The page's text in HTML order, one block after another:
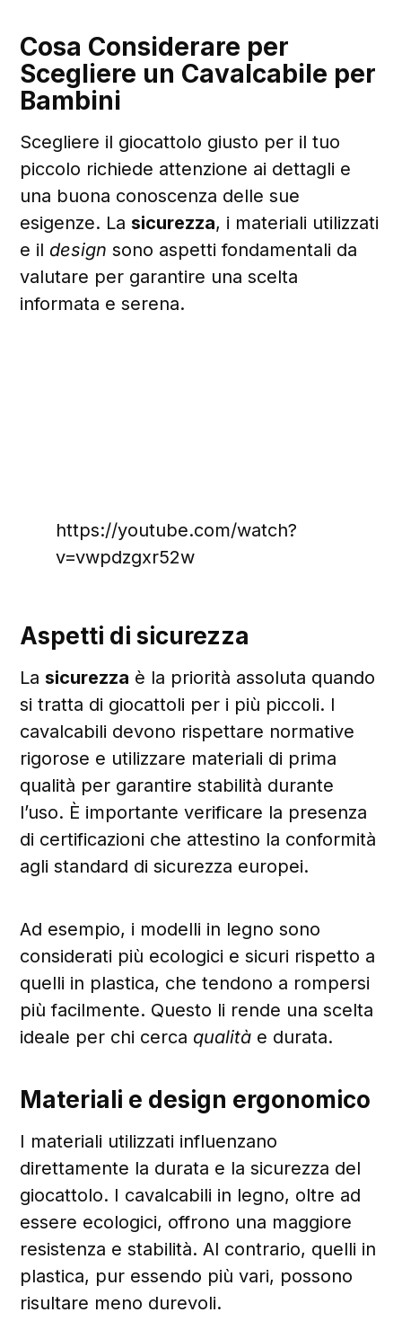
Cosa Considerare per
Scegliere un Cavalcabile per
Bambini
Scegliere il giocattolo giusto per il tuo
piccolo richiede attenzione ai dettagli e
una buona conoscenza delle sue
esigenze. La sicurezza, i materiali utilizzati
e il design sono aspetti fondamentali da
valutare per garantire una scelta
informata e serena.
https://youtube.com/watch?
v=vwpdzgxr52w
Aspetti di sicurezza
La sicurezza è la priorità assoluta quando
si tratta di giocattoli per i più piccoli. I
cavalcabili devono rispettare normative
rigorose e utilizzare materiali di prima
qualità per garantire stabilità durante
l’uso. È importante verificare la presenza
di certificazioni che attestino la conformità
agli standard di sicurezza europei.
Ad esempio, i modelli in legno sono
considerati più ecologici e sicuri rispetto a
quelli in plastica, che tendono a rompersi
più facilmente. Questo li rende una scelta
ideale per chi cerca qualità e durata.
Materiali e design ergonomico
I materiali utilizzati influenzano
direttamente la durata e la sicurezza del
giocattolo. I cavalcabili in legno, oltre ad
essere ecologici, offrono una maggiore
resistenza e stabilità. Al contrario, quelli in
plastica, pur essendo più vari, possono
risultare meno durevoli.